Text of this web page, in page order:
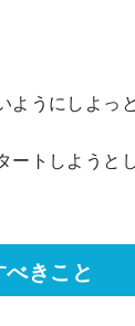
ようにしよっと
ートしようと
きこと